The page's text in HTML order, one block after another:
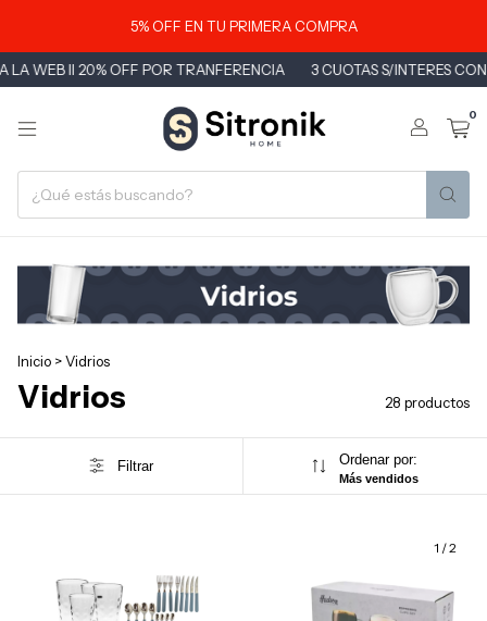
5% OFF EN TU PRIMERA COMPRA
II 20% OFF POR TRANFERENCIA 3 CUOTAS S/INTERES CON
0
Inicio >Vidrios
Vidrios 28 productos
Filtrar Ordenar por:
Más vendidos
1 /2